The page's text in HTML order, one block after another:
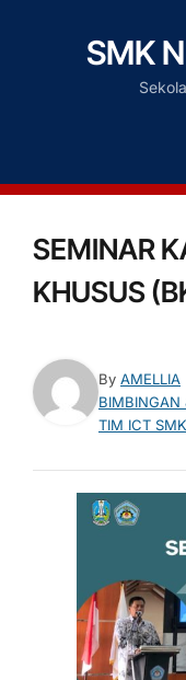
SMK
SEMINAR
KHUSUS
By AMELLIA
BIMBINGAN
TIM ICT